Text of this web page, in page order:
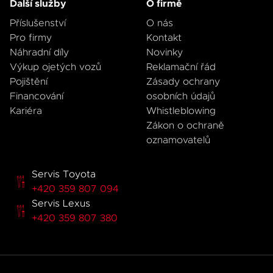
Další služby
Příslušenství
Pro firmy
Náhradní díly
Výkup ojetých vozů
Pojištění
Financování
Kariéra
O firmě
O nás
Kontakt
Novinky
Reklamační řád
Zásady ochrany
osobních údajů
Whistleblowing
Zákon o ochraně
oznamovatelů
Servis Toyota
+420 359 807 094
Servis Lexus
+420 359 807 380